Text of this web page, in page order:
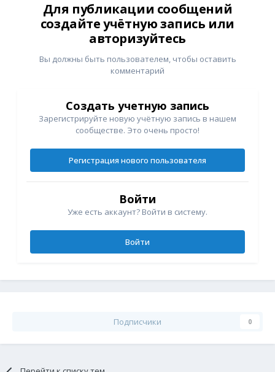
Для публикации сообщений
создайте учётную запись или
авторизуйтесь
Вы должны быть пользователем, чтобы оставить
комментарий
Создать учетную запись
Зарегистрируйте новую учётную запись в нашем
сообществе. Это очень просто!
Регистрация нового пользователя
Войти
Уже есть аккаунт? Войти в систему.
Войти
Подписчики 0